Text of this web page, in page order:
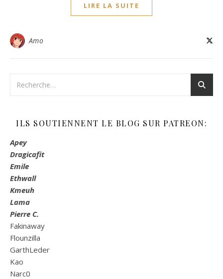
LIRE LA SUITE
Amo
ILS SOUTIENNENT LE BLOG SUR PATREON:
Apey
Dragicafit
Emile
Ethwall
Kmeuh
Lama
Pierre C.
Fakinaway
Flounzilla
GarthLeder
Kao
Narc0